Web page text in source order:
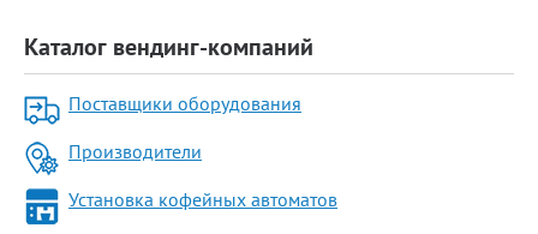
Каталог вендинг-компаний
Поставщики оборудования
Производители
Установка кофейных автоматов